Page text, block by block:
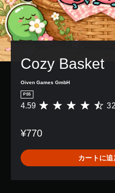
Cozy Basket
Oiven Games GmbH
PS5
評
は
2
、
平
4.59
¥770
カートに追